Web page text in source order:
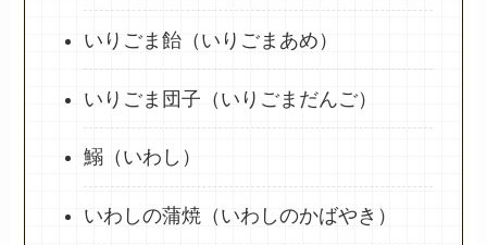
いりごま飴（いりごまあめ）
いりごま団子（いりごまだんご）
鰯（いわし）
いわしの蒲焼（いわしのかばやき）